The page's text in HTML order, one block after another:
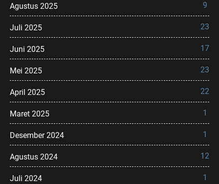
Agustus 2025 9
Juli 2025 23
Juni 2025 17
Mei 2025 23
April 2025 22
Maret 2025 1
Desember 2024 1
Agustus 2024 12
Juli 2024 1